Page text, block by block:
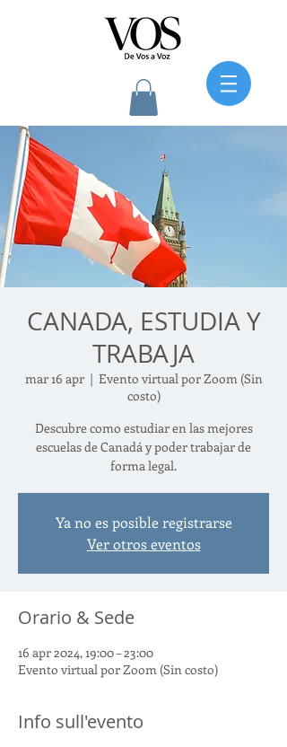
CANADA, ESTUDIA Y
TRABAJA
mar 16 apr
  |
Evento virtual por Zoom (Sin
costo)
Descubre como estudiar en las mejores
escuelas de Canadá y poder trabajar de
forma legal.
Ya no es posible registrarse
Ver otros eventos
Orario & Sede
16 apr 2024, 19:00 – 23:00
Evento virtual por Zoom (Sin costo)
Info sull'evento